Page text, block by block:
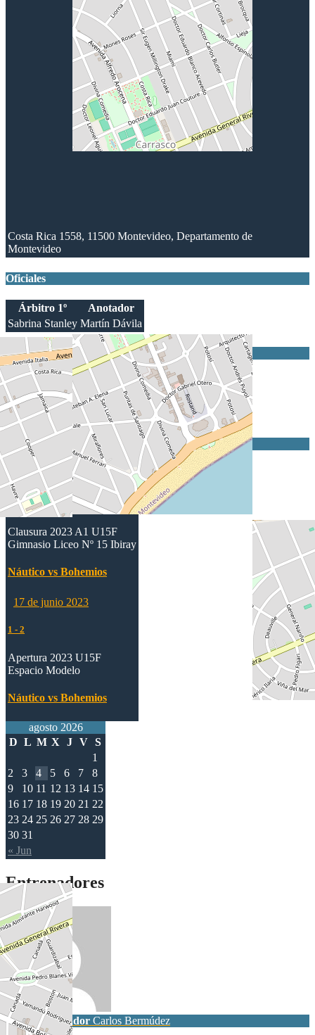
Costa Rica 1558, 11500 Montevideo, Departamento de
Montevideo
Oficiales
Árbitro 1º
Anotador
Sabrina Stanley Martín Dávila
Resultados
Equipo 2
Sets
Náutico
11 13 25 49
Bohemios
22 72
Partidos anteriores
12 de noviembre 2023
0-3
Clausura 2023 A1 U15F
Gimnasio Liceo Nº 15 Ibiray
Náutico vs Bohemios
17 de junio 2023
1 - 2
Apertura 2023 U15F
Espacio Modelo
Náutico vs Bohemios
agosto 2026
D L M X J V S
« Jun
1
2
3 4 5 6 7
8
9
10 11 12 13 14 15
16 17 18 19 20 21 22
23 24 25 26 27 28 29
30 31
Entrenadores
Entrenador Carlos Bermúdez